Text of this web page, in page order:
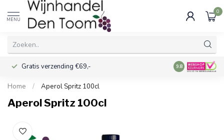
MENU
0
Gratis verzending €69,- Voor 16:00
9.8
Home / Aperol Spritz 100cl
Aperol Spritz 100cl